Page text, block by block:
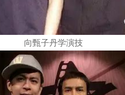
向甄子丹学演技